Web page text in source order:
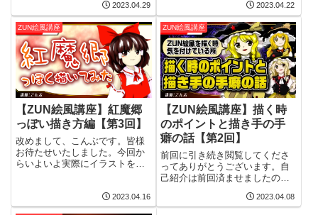
のに時間がかかりますので、そ
の間に水羊羹でもどうぞ。こん
ぶ前置きは第三回「紅魔郷風」
の前書きをご参照ください。⓪
頭身を確認するま...
2023.04.29
は読むのに時間がかかりますの
で、その間にお茶でもどうぞ。
こんぶ前置きは第三回「紅魔郷
風」をご参照ください。⓪頭身
確認ZUN絵を描...
2023.04.22
ZUN絵風講座
【ZUN絵風講座】紅魔郷
っぽい描き方編【第3回】
改めまして、こんぶです。皆様
お待たせいたしました。今回か
らいよいよ実際にイラストを描
風」です。この記事での解説は
主に立ち絵風のイラストを対象
2023.04.16
ZUN絵風講座
【ZUN絵風講座】描く時
のポイントと描き手の手
癖の話【第2回】
前回に引き続き閲覧してくださ
ってありがとうございます。自
己紹介は前回済ませましたので
き始めてみたいと思います。前
2023.04.08